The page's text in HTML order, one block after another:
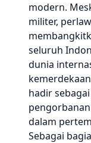
modern.
militer,
seluruh
dunia
hadir
dalam
Sebagai